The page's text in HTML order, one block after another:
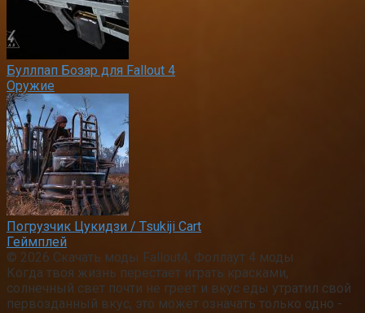
Буллпап Бозар для Fallout 4
Оружие
Погрузчик Цукидзи / Tsukiji Cart
Геймплей
© 2026 Скачать моды Fallout4, Фоллаут 4 моды
Когда твоя жизнь перестает играть красками,
солнечный свет почти не греет и вкус еды утратил свой
первозданный вкус, это может означать только одно -